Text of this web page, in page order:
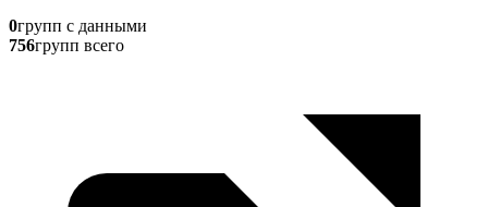
0групп с данными
756групп всего